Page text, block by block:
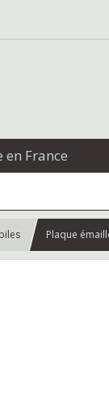
France
Plaque